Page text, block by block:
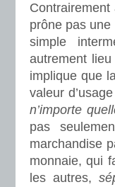
prône pas
simple
autrement
implique que
valeur
n’importe
pas
marchandise
monnaie, qui
les autres,